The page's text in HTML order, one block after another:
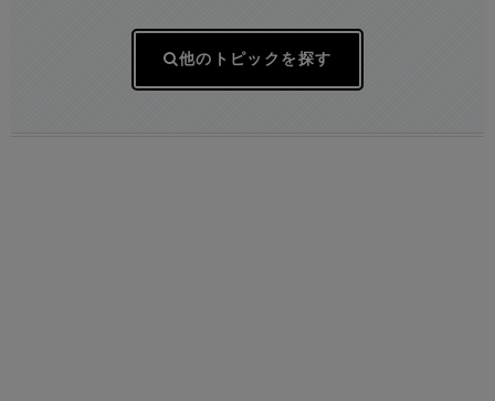
他のトピックを探す